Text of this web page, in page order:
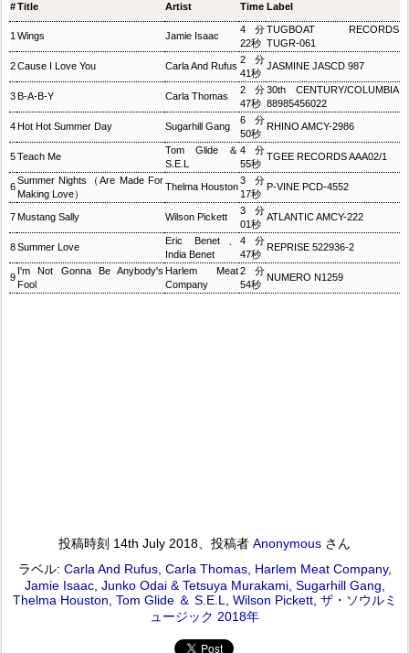
#Title Artist Time Label
1 Wings Jamie Isaac
4分
22秒
TUGBOAT RECORDS
TUGR-061
2Cause I Love You Carla And Rufus
2分
41秒
JASMINE JASCD 987
3B‐A‐B‐Y Carla Thomas
2分
47秒
30th CENTURY/COLUMBIA
88985456022
4Hot Hot Summer Day Sugarhill Gang
6分
50秒
RHINO AMCY-2986
5Teach Me
Tom Glide ＆
S.E.L
4分
55秒
TGEE RECORDS AAA02/1
6
Summer Nights（Are Made For
Making Love）
Thelma Houston
3分
17秒
P‐VINE PCD-4552
7Mustang Sally Wilson Pickett
3分
01秒
ATLANTIC AMCY-222
8Summer Love
Eric Benet、
India Benet
4分
47秒
REPRISE 522936-2
9
I'm Not Gonna Be Anybody's
Fool
Harlem Meat
Company
2分
54秒
NUMERO N1259
投稿時刻 14th July 2018 、投稿者 Anonymous さん
ラベル: Carla And Rufus Carla Thomas Harlem Meat Company
Jamie Isaac Junko Odai & Tetsuya Murakami Sugarhill Gang
Thelma Houston Tom Glide ＆ S.E.L Wilson Pickett ザ・ソウルミ
ュージック 2018年